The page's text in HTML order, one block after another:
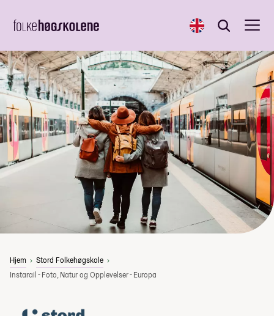
English Søk
Søk
Hjem
Stord Folkehøgskole
Instarail - Foto, Natur og Opplevelser - Europa